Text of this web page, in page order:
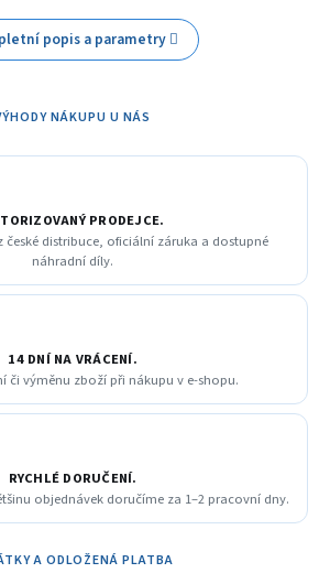
popis a parametry
NÁKUPU U NÁS
PRODEJCE.
distribuce, oficiální záruka a dostupné
náhradní díly.
14 DNÍ NA VRÁCENÍ.
či výměnu zboží při nákupu v e-shopu.
RYCHLÉ DORUČENÍ.
objednávek doručíme za 1–2 pracovní dny.
A ODLOŽENÁ PLATBA